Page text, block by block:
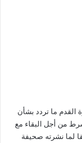
ما تردد بشأن
من أجل البقاء مع
لما نشرته صحيفة